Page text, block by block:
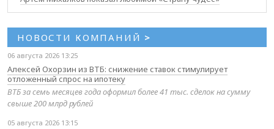
НОВОСТИ КОМПАНИЙ >
06 августа 2026 13:25
Алексей Охорзин из ВТБ: снижение ставок стимулирует
отложенный спрос на ипотеку
ВТБ за семь месяцев года оформил более 41 тыс. сделок на сумму
свыше 200 млрд рублей
05 августа 2026 13:15